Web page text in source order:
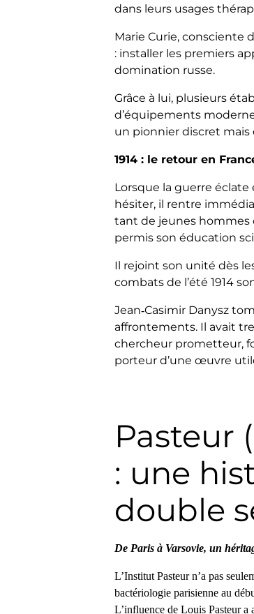
dans leurs usages
Marie Curie, consciente
: installer les premiers
domination russe.
Grâce à lui, plusieurs
d’équipements
un pionnier discret mais
1914 : le retour en
Lorsque la guerre éclate
hésiter, il rentre
tant de jeunes hommes
permis son éducation
Il rejoint son unité dès
combats de l’été 1914
Jean‑Casimir Danysz
affrontements. Il avait
chercheur prometteur,
porteur d’une œuvre
Pasteur
: une
double
De Paris à Varsovie, un
L’Institut Pasteur n’a pas
bactériologie parisienne au
L’influence de Louis Pasteur a